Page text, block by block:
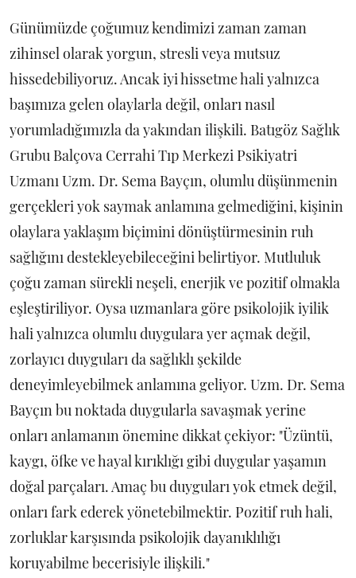
Günümüzde çoğumuz kendimizi zaman zaman
zihinsel olarak yorgun, stresli veya mutsuz
hissedebiliyoruz. Ancak iyi hissetme hali yalnızca
başımıza gelen olaylarla değil, onları nasıl
yorumladığımızla da yakından ilişkili. Batıgöz Sağlık
Grubu Balçova Cerrahi Tıp Merkezi Psikiyatri
Uzmanı Uzm. Dr. Sema Bayçın, olumlu düşünmenin
gerçekleri yok saymak anlamına gelmediğini, kişinin
olaylara yaklaşım biçimini dönüştürmesinin ruh
sağlığını destekleyebileceğini belirtiyor. Mutluluk
çoğu zaman sürekli neşeli, enerjik ve pozitif olmakla
eşleştiriliyor. Oysa uzmanlara göre psikolojik iyilik
hali yalnızca olumlu duygulara yer açmak değil,
zorlayıcı duyguları da sağlıklı şekilde
deneyimleyebilmek anlamına geliyor. Uzm. Dr. Sema
Bayçın bu noktada duygularla savaşmak yerine
onları anlamanın önemine dikkat çekiyor: "Üzüntü,
kaygı, öfke ve hayal kırıklığı gibi duygular yaşamın
doğal parçaları. Amaç bu duyguları yok etmek değil,
onları fark ederek yönetebilmektir. Pozitif ruh hali,
zorluklar karşısında psikolojik dayanıklılığı
koruyabilme becerisiyle ilişkili."